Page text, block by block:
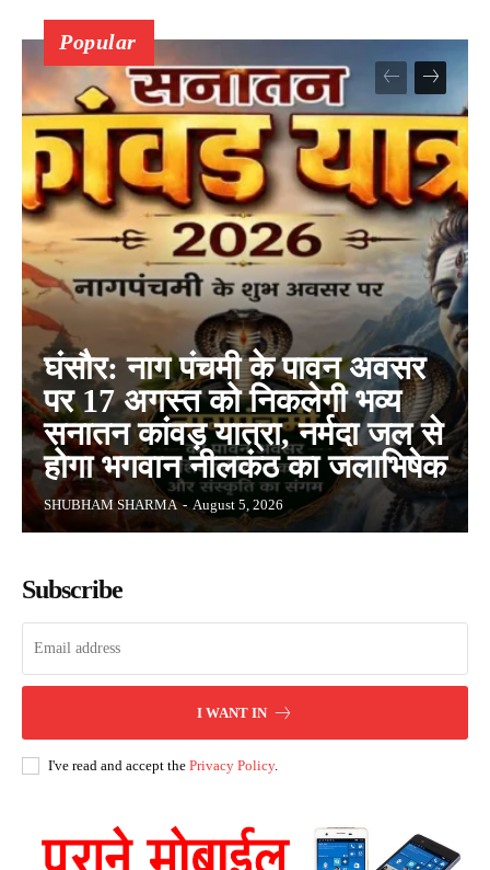
Popular
घंसौर: नाग पंचमी के पावन अवसर
पर 17 अगस्त को निकलेगी भव्य
सनातन कांवड़ यात्रा, नर्मदा जल से
होगा भगवान नीलकंठ का जलाभिषेक
SHUBHAM SHARMA - August 5, 2026
Subscribe
I WANT IN
I've read and accept the Privacy Policy.